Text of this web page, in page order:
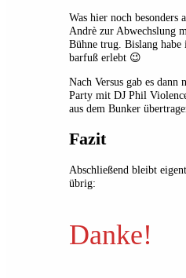
Was hier noch besonders
Andrè zur Abwechslung
Bühne trug. Bislang
barfuß erlebt 😉
Nach Versus gab es
Party mit DJ Phil
aus dem Bunker
Fazit
Abschließend bleibt
übrig:
Danke!